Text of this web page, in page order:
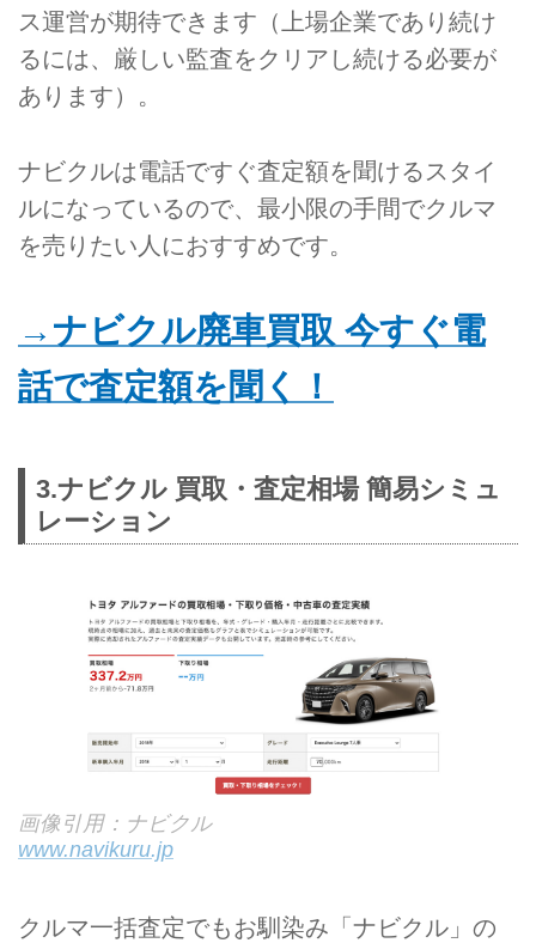
ス運営が期待できます（上場企業であり続け
るには、厳しい監査をクリアし続ける必要が
あります）。
ナビクルは電話ですぐ査定額を聞けるスタイ
ルになっているので、最小限の手間でクルマ
を売りたい人におすすめです。
→ナビクル廃車買取 今すぐ電
話で査定額を聞く！
3.ナビクル 買取・査定相場 簡易シミュ
レーション
画像引用：ナビクル
www.navikuru.jp
クルマ一括査定でもお馴染み「ナビクル」の